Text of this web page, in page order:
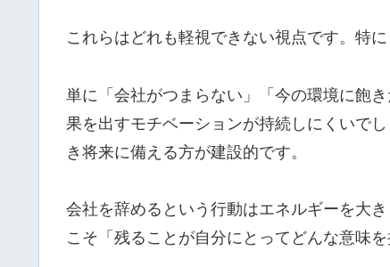
これらはどれも軽視できない視点です。特
単に「会社がつまらない」「今の環境に飽
果を出すモチベーションが持続しにくいで
き将来に備える方が建設的です。
会社を辞めるという行動はエネルギーを大
こそ「残ることが自分にとってどんな意味